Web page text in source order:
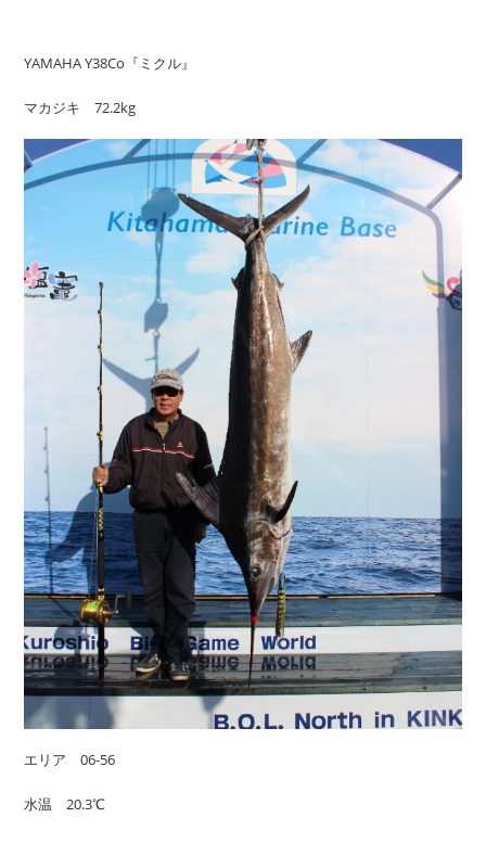
YAMAHA Y38Co『ミクル』
マカジキ 72.2kg
エリア 06-56
水温 20.3℃